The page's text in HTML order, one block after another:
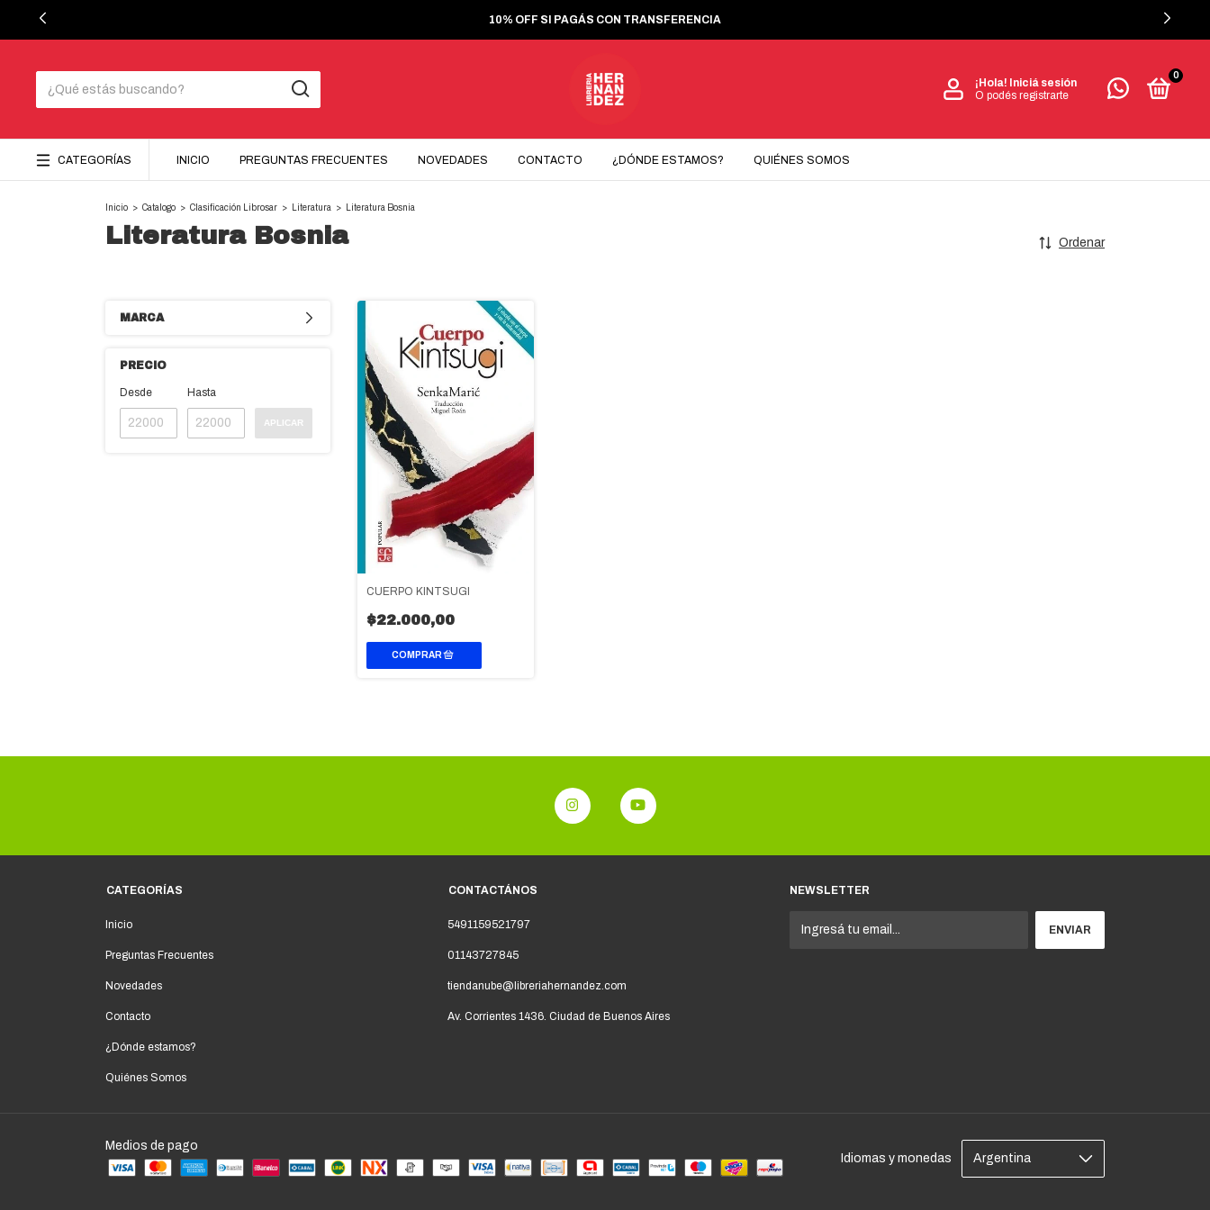
10% OFF SI PAGÁS CON TRANSFERENCIA
¡Hola! Iniciá sesión
O podés registrarte
0
CATEGORÍAS INICIO PREGUNTAS FRECUENTES NOVEDADES CONTACTO ¿DÓNDE ESTAMOS? QUIÉNES SOMOS
Inicio > Catalogo > Clasificación Librosar > Literatura > Literatura Bosnia
Literatura Bosnia Ordenar
MARCA
PRECIO
Desde Hasta
APLICAR
CUERPO KINTSUGI
$22.000,00
CATEGORÍAS
Inicio
Preguntas Frecuentes
Novedades
Contacto
¿Dónde estamos?
Quiénes Somos
CONTACTÁNOS
5491159521797
01143727845
tiendanube@libreriahernandez.com
Av. Corrientes 1436. Ciudad de Buenos Aires
NEWSLETTER
Medios de pago
Idiomas y monedas